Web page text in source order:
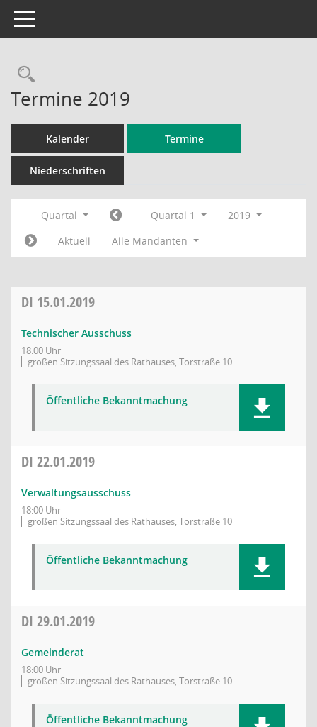
Toggle navigation
Rechercheauswahl
Termine 2019
Kalender Termine
Niederschriften
Quartal Quartal 1
2019
Aktuell
Alle Mandanten
DI 15.01.2019
Technischer Ausschuss
18:00 Uhr
großen Sitzungssaal des Rathauses, Torstraße 10
Öffentliche Bekanntmachung
DI 22.01.2019
Verwaltungsausschuss
18:00 Uhr
großen Sitzungssaal des Rathauses, Torstraße 10
Öffentliche Bekanntmachung
DI 29.01.2019
Gemeinderat
18:00 Uhr
großen Sitzungssaal des Rathauses, Torstraße 10
Öffentliche Bekanntmachung